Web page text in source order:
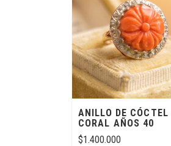
ANILLO DE CÓCTEL
CORAL AÑOS 40
$1.400.000